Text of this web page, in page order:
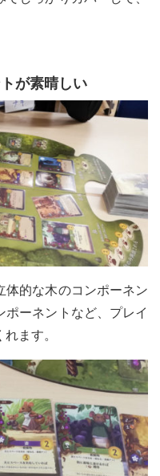
が素晴しい
体的な木のコンポーネン
ポーネントなど、プレイ
ます。